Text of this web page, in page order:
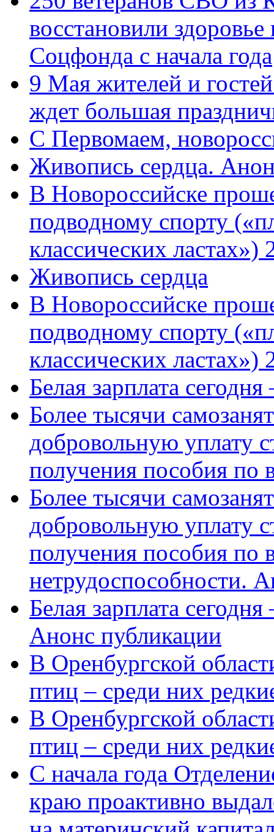
восстановили
Соцфонда с начала года
9 Мая жителей и
ждет большая
C Первомаем,
Живопись сердца.
В Новороссийске
подводному спорту
классических
Живопись сердца
В Новороссийске
подводному спорту
классических ластах»)
Белая зарплата
Более тысячи
добровольную уплату
получения пособия по
Более тысячи
добровольную уплату
получения пособия по
нетрудоспособности.
Белая зарплата
Анонс публикации
В Оренбургской
птиц – среди них
В Оренбургской
птиц – среди них
С начала года
краю проактивно